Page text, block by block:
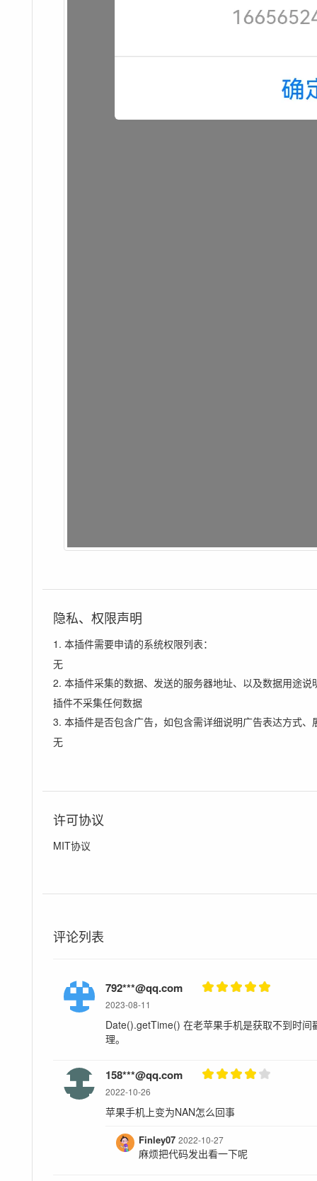
隐私、权限声明
1. 本插件需要申请的系统权限列表：
无
2. 本插件采集的数据、发送的服务器地址、以及数据用途说
插件不采集任何数据
3. 本插件是否包含广告，如包含需详细说明广告表达方式、
无
许可协议
MIT协议
评论列表
792***@qq.com
2023-08-11
Date().getTime() 在老苹果手机是获取不到时
理。
158***@qq.com
2022-10-26
苹果手机上变为NAN怎么回事
Finley072022-10-27
麻烦把代码发出看一下呢